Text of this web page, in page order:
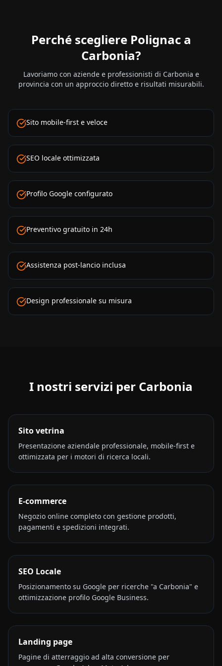
Perché scegliere Polignac a
Carbonia?
Lavoriamo con aziende e professionisti di Carbonia e
provincia con un approccio diretto e risultati misurabili.
Sito mobile-first e veloce
SEO locale ottimizzata
Profilo Google configurato
Preventivo gratuito in 24h
Assistenza post-lancio inclusa
Design professionale su misura
I nostri servizi per Carbonia
Sito vetrina
Presentazione aziendale professionale, mobile-first e
ottimizzata per i motori di ricerca locali.
E-commerce
Negozio online completo con gestione prodotti,
pagamenti e spedizioni integrati.
SEO Locale
Posizionamento su Google per ricerche "a Carbonia" e
ottimizzazione profilo Google Business.
Landing page
Pagine di atterraggio ad alta conversione per